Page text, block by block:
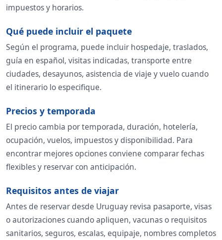
impuestos y horarios.
Qué puede incluir el paquete
Según el programa, puede incluir hospedaje, traslados,
guía en español, visitas indicadas, transporte entre
ciudades, desayunos, asistencia de viaje y vuelo cuando
el itinerario lo especifique.
Precios y temporada
El precio cambia por temporada, duración, hotelería,
ocupación, vuelos, impuestos y disponibilidad. Para
encontrar mejores opciones conviene comparar fechas
flexibles y reservar con anticipación.
Requisitos antes de viajar
Antes de reservar desde Uruguay revisa pasaporte, visas
o autorizaciones cuando apliquen, vacunas o requisitos
sanitarios, seguros, escalas, equipaje, nombres completos